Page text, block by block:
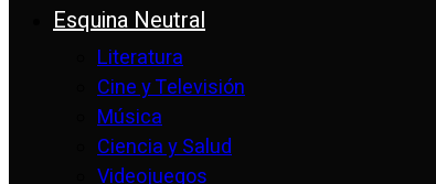
Esquina Neutral
Literatura
Cine y Televisión
Música
Ciencia y Salud
Videojuegos